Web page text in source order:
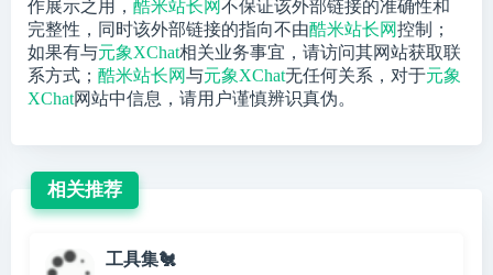
作展示之用， 酷米站长网不保证该外部链接的准确性和
完整性，同时该外部链接的指向不由酷米站长网控制；
如果有与元象XChat相关业务事宜，请访问其网站获取联
系方式； 酷米站长网与元象XChat无任何关系，对于元象
XChat网站中信息，请用户谨慎辨识真伪。
相关推荐
工具集🐔